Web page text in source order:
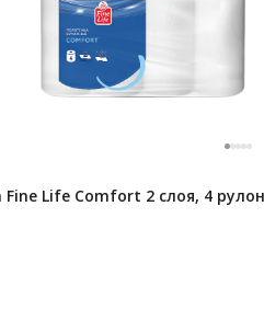
Life Comfort 2 слоя, 4